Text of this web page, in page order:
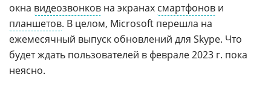
окна видеозвонков на экранах смартфонов и
планшетов. В целом, Microsoft перешла на
ежемесячный выпуск обновлений для Skype. Что
будет ждать пользователей в феврале 2023 г. пока
неясно.